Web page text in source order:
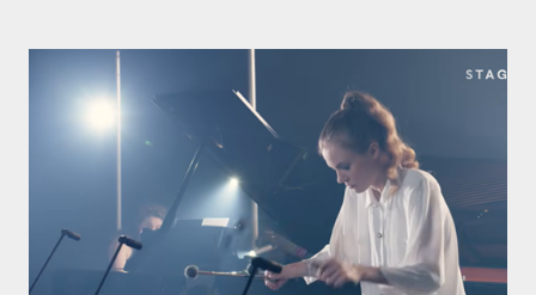
(ANGEBLICH)
SIE
KEINER…